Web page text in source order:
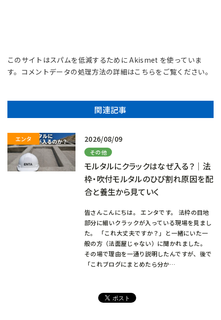
このサイトはスパムを低減するために Akismet を使っていま
す。 コメントデータの処理方法の詳細はこちらをご覧ください。
関連記事
2026/08/09
その他
モルタルにクラックはなぜ入る？｜法
枠・吹付モルタルのひび割れ原因を配
合と養生から見ていく
皆さんこんにちは。 エンタです。 法枠の目地
部分に細いクラックが入っている現場を見まし
た。 「これ大丈夫ですか？」と一緒にいた一
般の方（法面屋じゃない）に聞かれました。
その場で理由を一通り説明したんですが、後で
「これブログにまとめたら分か…